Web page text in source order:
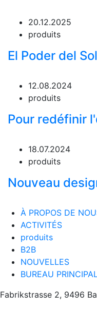
20.12.2025
produits
El Poder del
12.08.2024
produits
Pour redéfinir
18.07.2024
produits
Nouveau
À PROPOS DE
ACTIVITÉS
produits
B2B
NOUVELLES
BUREAU
Fabrikstrasse 2, 9496